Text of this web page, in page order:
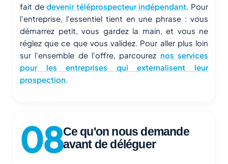
fait dedevenir téléprospecteur indépendant. Pour
l'entreprise, l'essentiel tient en une phrase : vous
démarrez petit, vous gardez la main, et vous ne
réglez que ce que vous validez. Pour aller plus loin
sur l'ensemble de l'offre, parcourez nos services
pour les entreprises qui externalisent leur
prospection.
Ce qu'on nous demande
avant de déléguer